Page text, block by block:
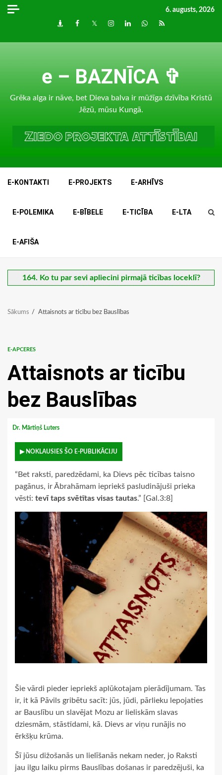
Skip
6. augusts, 2026
DraugiemFacebook
TwitterInstagram
LinkedInwhatsapp
RSS
e – BAZNĪCA ✞
Grēka alga ir nāve, bet Dieva balva ir mūžīga dzīvība Kristū
Jēzū, mūsu Kungā.
E-KONTAKTI E-PROJEKTS E-ARHĪVS
E-POLEMIKA E-BĪBELE E-TICĪBA E-LTA
E-AFIŠA
164. Ko tu par sevi apliecini pirmajā ticības loceklī?
Sākums Attaisnots ar ticību bez Bauslības
E-APCERES
Attaisnots ar ticību
bez Bauslības
Dr. Mārtiņš Luters
▶ NOKLAUSIES ŠO E-PUBLIKĀCIJU
“Bet raksti, paredzēdami, ka Dievs pēc ticības taisno
pagānus, ir Ābrahāmam iepriekš pasludinājuši prieka
vēsti: tevī taps svētītas visas tautas.” [Gal.3:8]
Šie vārdi pieder iepriekš aplūkotajam pierādījumam. Tas
ir, it kā Pāvils gribētu sacīt: jūs, jūdi, pārlieku lepojaties
ar Bauslību un slavējat Mozu ar lieliskām slavas
dziesmām, stāstīdami, kā. Dievs ar viņu runājis no
ērkšķu krūma.
Šī jūsu dižošanās un lielīšanās nekam neder, jo Raksti
jau ilgu laiku pirms Bauslības došanas ir paredzējuši, ka